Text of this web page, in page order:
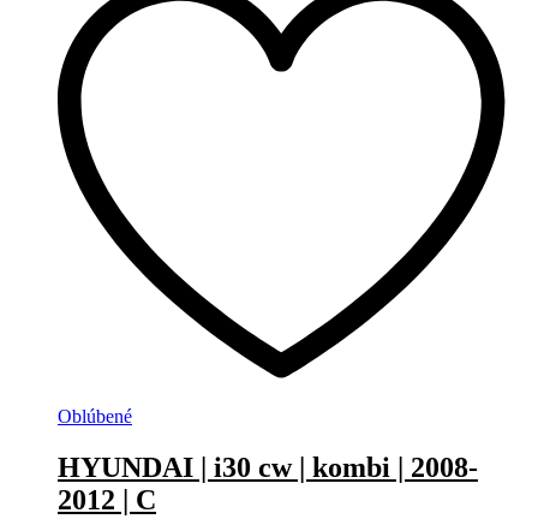
Oblúbené
HYUNDAI | i30 cw | kombi | 2008-
2012 | C